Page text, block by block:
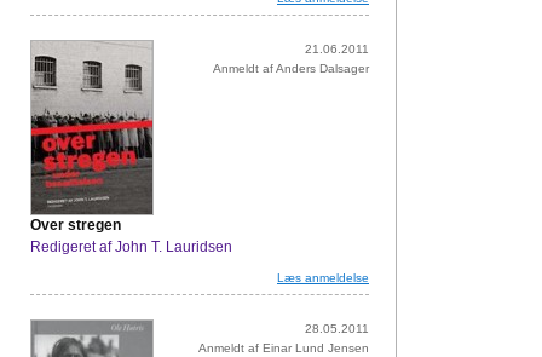
21.06.2011
Anmeldt af Anders Dalsager
Over stregen
Redigeret af John T. Lauridsen
Læs anmeldelse
28.05.2011
Anmeldt af Einar Lund Jensen